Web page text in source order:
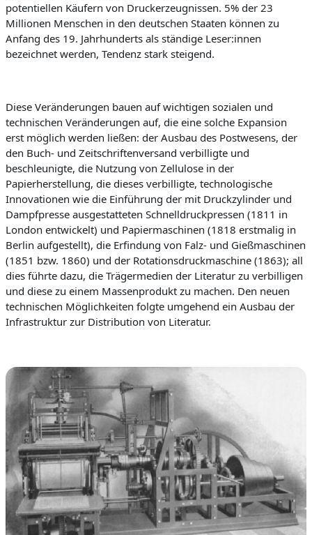
m
potentiellen Käufern von Druckerzeugnissen. 5% der 23
Millionen Menschen in den deutschen Staaten können zu
Anfang des 19. Jahrhunderts als ständige Leser:innen
bezeichnet werden, Tendenz stark steigend.
Diese Veränderungen bauen auf wichtigen sozialen und
technischen Veränderungen auf, die eine solche Expansion
erst möglich werden ließen: der Ausbau des Postwesens, der
den Buch- und Zeitschriftenversand verbilligte und
beschleunigte, die Nutzung von Zellulose in der
Papierherstellung, die dieses verbilligte, technologische
Innovationen wie die Einführung der mit Druckzylinder und
Dampfpresse ausgestatteten Schnelldruckpressen (1811 in
London entwickelt) und Papiermaschinen (1818 erstmalig in
Berlin aufgestellt), die Erfindung von Falz- und Gießmaschinen
(1851 bzw. 1860) und der Rotationsdruckmaschine (1863); all
dies führte dazu, die Trägermedien der Literatur zu verbilligen
und diese zu einem Massenprodukt zu machen. Den neuen
technischen Möglichkeiten folgte umgehend ein Ausbau der
Infrastruktur zur Distribution von Literatur.